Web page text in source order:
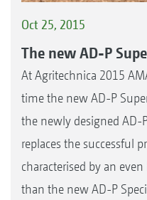
Oct 25, 2015
The new AD-P
At Agritechnica 2015
time the new AD-P
the newly designed AD-
replaces the successful
characterised by an
than the new AD-P